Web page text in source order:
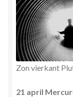
Zon vierkant
21 april